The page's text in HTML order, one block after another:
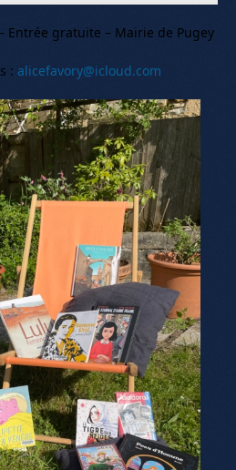
Entrée gratuite – Mairie de Pugey
: alicefavory@icloud.com